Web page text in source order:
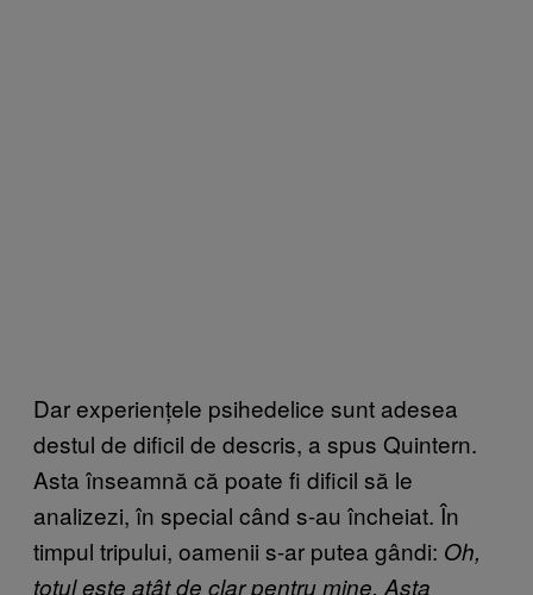
Dar experiențele psihedelice sunt adesea
destul de dificil de descris, a spus Quintern.
Asta înseamnă că poate fi dificil să le
analizezi, în special când s-au încheiat. În
timpul tripului, oamenii s-ar putea gândi: Oh,
totul este atât de clar pentru mine. Asta